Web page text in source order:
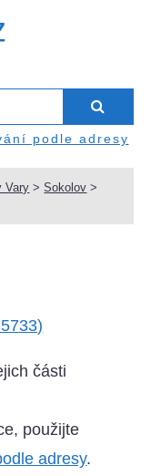
podle adresy
Vary >Sokolov >
části
použijte
adresy.